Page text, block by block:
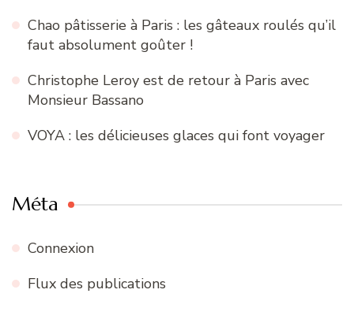
Chao pâtisserie à Paris : les gâteaux roulés qu’il
faut absolument goûter !
Christophe Leroy est de retour à Paris avec
Monsieur Bassano
VOYA : les délicieuses glaces qui font voyager
Méta
Connexion
Flux des publications